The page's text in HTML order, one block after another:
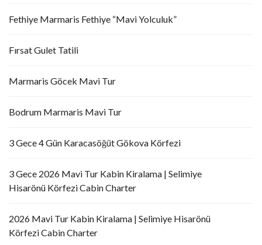
Fethiye Marmaris Fethiye “Mavi Yolculuk”
Fırsat Gulet Tatili
Marmaris Göcek Mavi Tur
Bodrum Marmaris Mavi Tur
3 Gece 4 Gün Karacasöğüt Gökova Körfezi
3 Gece 2026 Mavi Tur Kabin Kiralama | Selimiye
Hisarönü Körfezi Cabin Charter
2026 Mavi Tur Kabin Kiralama | Selimiye Hisarönü
Körfezi Cabin Charter